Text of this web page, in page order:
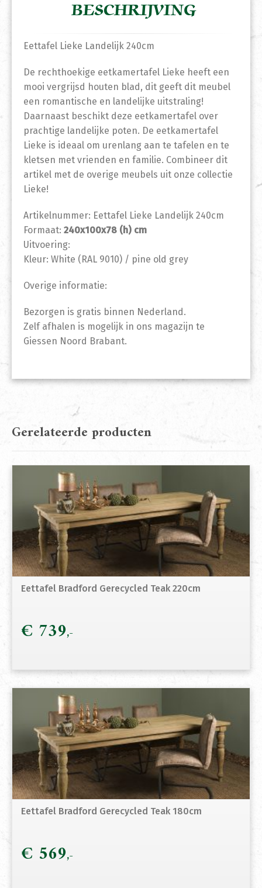
BESCHRIJVING
Eettafel Lieke Landelijk 240cm
De rechthoekige eetkamertafel Lieke heeft een
mooi vergrijsd houten blad, dit geeft dit meubel
een romantische en landelijke uitstraling!
Daarnaast beschikt deze eetkamertafel over
prachtige landelijke poten. De eetkamertafel
Lieke is ideaal om urenlang aan te tafelen en te
kletsen met vrienden en familie. Combineer dit
artikel met de overige meubels uit onze collectie
Lieke!
Artikelnummer: Eettafel Lieke Landelijk 240cm
Formaat: 240x100x78 (h) cm
Uitvoering:
Kleur: White (RAL 9010) / pine old grey
Overige informatie:
Bezorgen is gratis binnen Nederland.
Zelf afhalen is mogelijk in ons magazijn te
Giessen Noord Brabant.
Gerelateerde producten
Eettafel Bradford Gerecycled Teak 220cm
€ 739
Eettafel Bradford Gerecycled Teak 180cm
€ 569